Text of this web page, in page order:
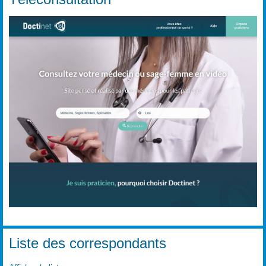
Liste des correspondants